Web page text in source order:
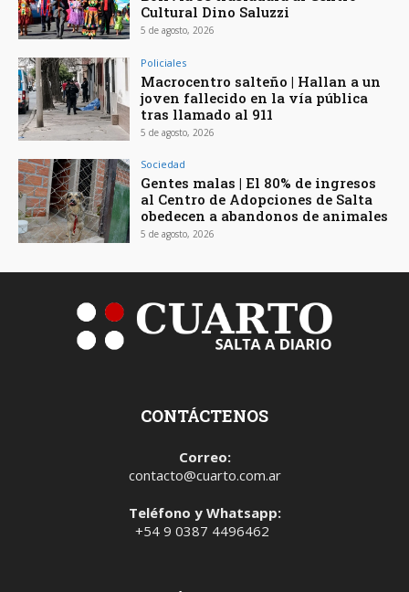
Cultural Dino Saluzzi
5 de agosto, 2026
Policiales
Macrocentro salteño | Hallan a un
joven fallecido en la vía pública
tras llamado al 911
5 de agosto, 2026
Sociedad
Gentes malas | El 80% de ingresos
al Centro de Adopciones de Salta
obedecen a abandonos de animales
5 de agosto, 2026
CONTÁCTENOS
Correo:
contacto@cuarto.com.ar
Teléfono y Whatsapp:
+54 9 0387 4496462